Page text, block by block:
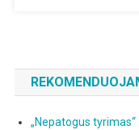
„Nepatogus